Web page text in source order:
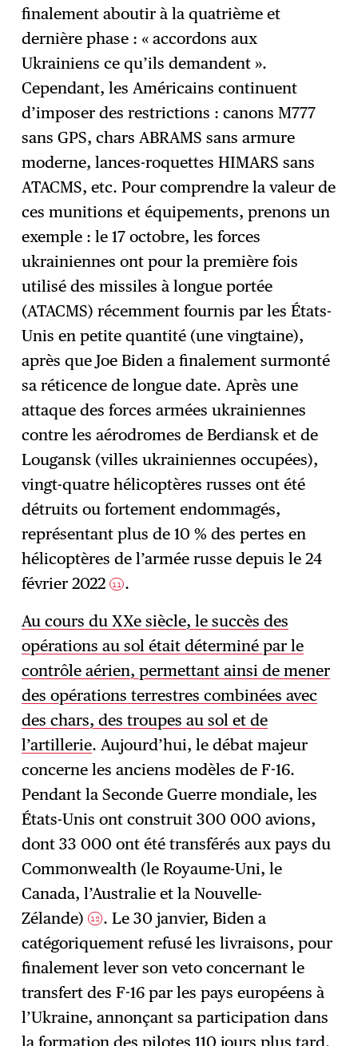
finalement aboutir à la quatrième et
dernière phase : « accordons aux
Ukrainiens ce qu’ils demandent ».
Cependant, les Américains continuent
d’imposer des restrictions : canons M777
sans GPS, chars ABRAMS sans armure
moderne, lances-roquettes HIMARS sans
ATACMS, etc. Pour comprendre la valeur de
ces munitions et équipements, prenons un
exemple : le 17 octobre, les forces
ukrainiennes ont pour la première fois
utilisé des missiles à longue portée
(ATACMS) récemment fournis par les États-
Unis en petite quantité (une vingtaine),
après que Joe Biden a finalement surmonté
sa réticence de longue date. Après une
attaque des forces armées ukrainiennes
contre les aérodromes de Berdiansk et de
Lougansk (villes ukrainiennes occupées),
vingt-quatre hélicoptères russes ont été
détruits ou fortement endommagés,
représentant plus de 10 % des pertes en
hélicoptères de l’armée russe depuis le 24
février 202211 .
Au cours du XXe siècle, le succès des
opérations au sol était déterminé par le
contrôle aérien, permettant ainsi de mener
des opérations terrestres combinées avec
des chars, des troupes au sol et de
l’artillerie. Aujourd’hui, le débat majeur
concerne les anciens modèles de F-16.
Pendant la Seconde Guerre mondiale, les
États-Unis ont construit 300 000 avions,
dont 33 000 ont été transférés aux pays du
Commonwealth (le Royaume-Uni, le
Canada, l’Australie et la Nouvelle-
Zélande)12 . Le 30 janvier, Biden a
catégoriquement refusé les livraisons, pour
finalement lever son veto concernant le
transfert des F-16 par les pays européens à
l’Ukraine, annonçant sa participation dans
la formation des pilotes 110 jours plus tard.